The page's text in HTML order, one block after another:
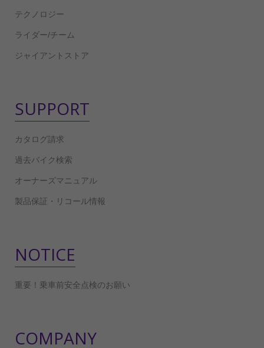
テクノロジー
ライダー/チーム
ジャイアントストア
SUPPORT
カタログ請求
過去バイク検索
オーナーズマニュアル
製品保証・リコール情報
NOTICE
重要！乗車前安全点検のお願い
COMPANY